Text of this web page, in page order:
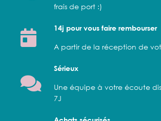
frais de port :)
14j pour vous faire rembourser
A partir de la réception de
Sérieux
Une équipe à votre écoute
7J